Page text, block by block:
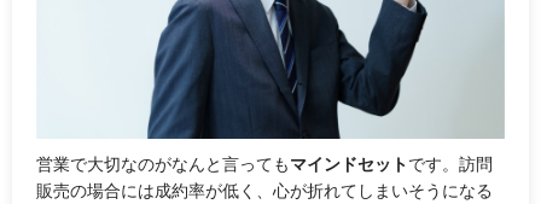
営業で大切なのがなんと言ってもマインドセットです。訪問
販売の場合には成約率が低く、心が折れてしまいそうになる